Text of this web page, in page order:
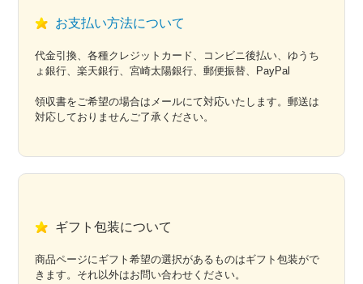
お支払い方法について
代金引換、各種クレジットカード、コンビニ後払い、ゆうち
ょ銀行、楽天銀行、宮崎太陽銀行、郵便振替、PayPal
領収書をご希望の場合はメールにて対応いたします。郵送は
対応しておりませんご了承ください。
ギフト包装について
商品ページにギフト希望の選択があるものはギフト包装がで
きます。それ以外はお問い合わせください。